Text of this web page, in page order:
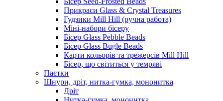
Прикраси Glass & Crystal Treasures
Гудзики Mill Hill (ручна работа)
Міні-набори бісеру
Бісер Glass Pebble Beads
Бісер Glass Bugle Beads
Карти кольорів та трежерсів Mill Hill
Бісер, що світиться у темряві
Паєтки
Шнури, дріт, нитка-гумка, мононитка
Дріт